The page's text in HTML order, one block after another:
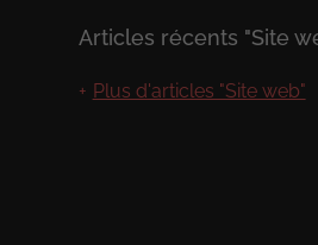
Articles récents "Site
Plus d'articles "Site web"